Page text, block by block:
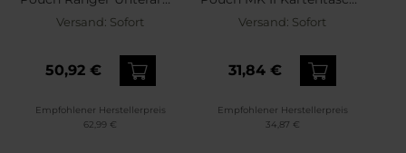
Kartentasche - Ranger
Green
Versand: Sofort
50,92 €
Empfohlener Herstellerpreis
62,99 €
Versand: Sofort
31,84 €
Empfohlener Herstellerpreis
34,87 €